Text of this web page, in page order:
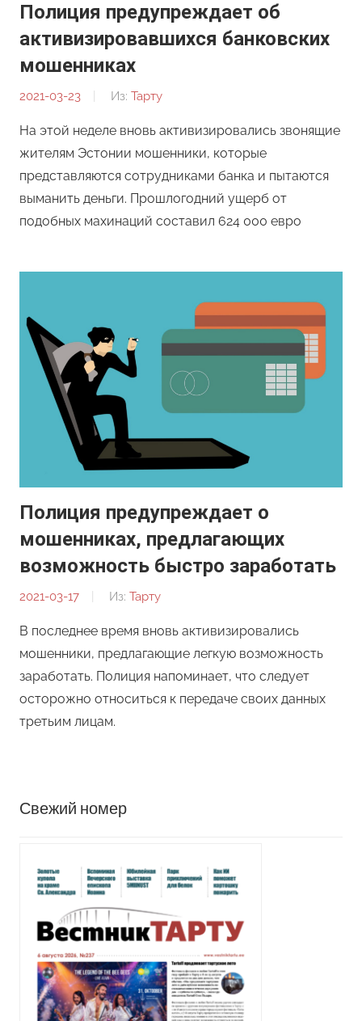
Полиция предупреждает об
активизировавшихся банковских
мошенниках
2021-03-23
От:
Из: Тарту
На этой неделе вновь активизировались звонящие
жителям Эстонии мошенники, которые
представляются сотрудниками банка и пытаются
выманить деньги. Прошлогодний ущерб от
подобных махинаций составил 624 000 евро
Полиция предупреждает о
мошенниках, предлагающих
возможность быстро заработать
2021-03-17
От:
Из: Тарту
В последнее время вновь активизировались
мошенники, предлагающие легкую возможность
заработать. Полиция напоминает, что следует
осторожно относиться к передаче своих данных
третьим лицам.
Свежий номер